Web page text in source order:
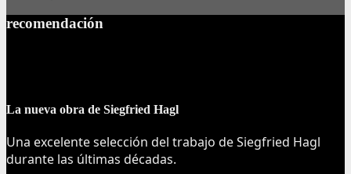
recomendación
La nueva obra de Siegfried Hagl
Una excelente selección del trabajo de Siegfried Hagl
durante las últimas décadas.